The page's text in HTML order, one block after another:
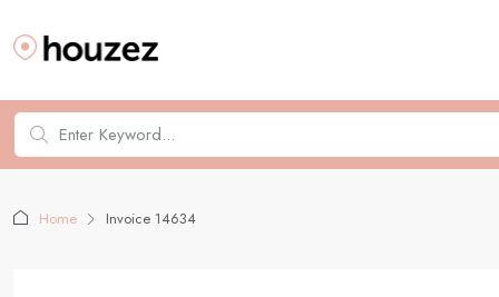
Home Invoice 14634